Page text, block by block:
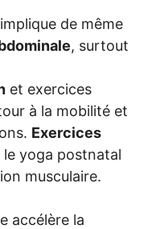
implique de même
, surtout
et exercices
à la mobilité et
Exercices
yoga postnatal
musculaire.
accélère la